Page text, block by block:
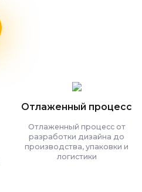
Отлаженный процесс
Отлаженный процесс от
разработки дизайна до
производства, упаковки и
логистики